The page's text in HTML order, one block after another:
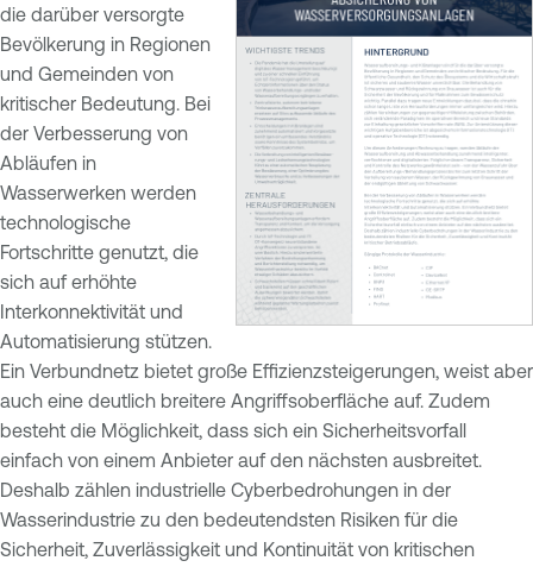
die darüber versorgte
Bevölkerung in Regionen
und Gemeinden von
kritischer Bedeutung. Bei
der Verbesserung von
Abläufen in
Wasserwerken werden
technologische
Fortschritte genutzt, die
sich auf erhöhte
Interkonnektivität und
Automatisierung stützen.
Ein Verbundnetz bietet große Effizienzsteigerungen, weist aber
auch eine deutlich breitere Angriffsoberfläche auf. Zudem
besteht die Möglichkeit, dass sich ein Sicherheitsvorfall
einfach von einem Anbieter auf den nächsten ausbreitet.
Deshalb zählen industrielle Cyberbedrohungen in der
Wasserindustrie zu den bedeutendsten Risiken für die
Sicherheit, Zuverlässigkeit und Kontinuität von kritischen